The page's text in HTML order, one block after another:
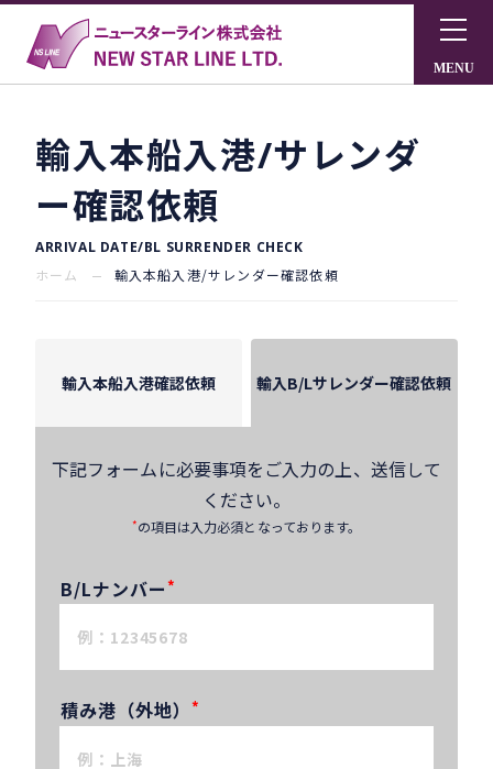
輸入本船入港/サレンダ
ー確認依頼
ARRIVAL DATE/BL SURRENDER CHECK
ホーム
輸入本船入港/サレンダー確認依頼
輸入本船入港確認依頼 輸入B/Lサレンダー確認依頼
下記フォームに必要事項をご入力の上、送信して
ください。
*の項目は入力必須となっております。
B/Lナンバー*
積み港（外地） *